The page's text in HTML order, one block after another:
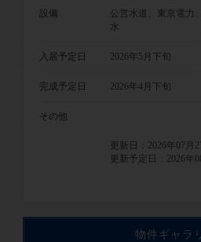
設備
公営水道、東京電力
水
入居予定日 2026年5月下旬
完成予定日 2026年4月下旬
その他
更新日：2026年07月
更新予定日：2026年
物件ギャラ